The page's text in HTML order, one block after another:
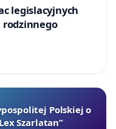
legislacyjnych
rodzinnego
Polskiej o
Szarlatan”